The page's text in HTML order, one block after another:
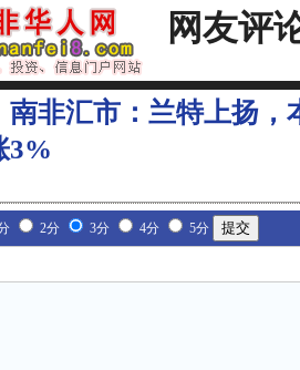
网友评
南非汇市：兰特上扬，
3%
2分 3分 4分 5分